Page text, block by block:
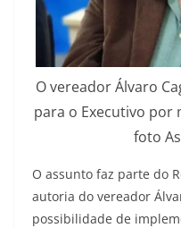
O vereador Álvaro
para o Executivo
foto
O assunto faz parte do
autoria do vereador
possibilidade de